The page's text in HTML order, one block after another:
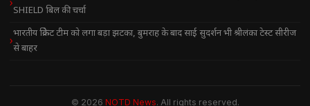
SHIELD बिल की चर्चा
भारतीय क्रिकेट टीम को लगा बड़ा झटका, बुमराह के बाद साई सुदर्शन भी श्रीलंका टेस्ट सीरीज
से बाहर
© 2026 NOTD News. All rights reserved.